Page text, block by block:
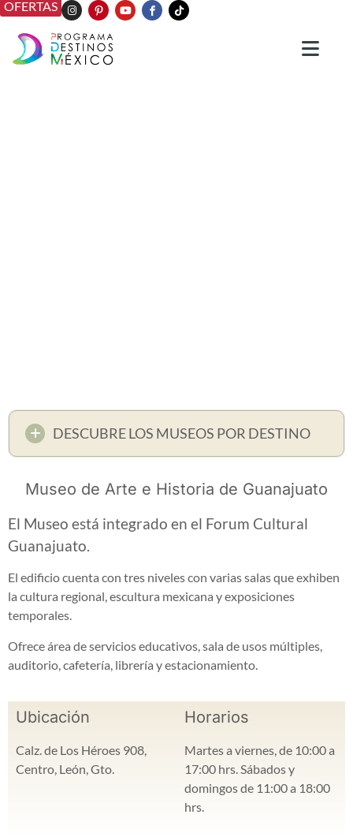
OFERTAS
DESCUBRE LOS MUSEOS POR DESTINO
Museo de Arte e Historia de Guanajuato
El Museo está integrado en el Forum Cultural
Guanajuato.
El edificio cuenta con tres niveles con varias salas que exhiben
la cultura regional, escultura mexicana y exposiciones
temporales.
Ofrece área de servicios educativos, sala de usos múltiples,
auditorio, cafetería, librería y estacionamiento.
Ubicación
Calz. de Los Héroes 908,
Centro, León, Gto.
Horarios
Martes a viernes, de 10:00 a
17:00 hrs. Sábados y
domingos de 11:00 a 18:00
hrs.